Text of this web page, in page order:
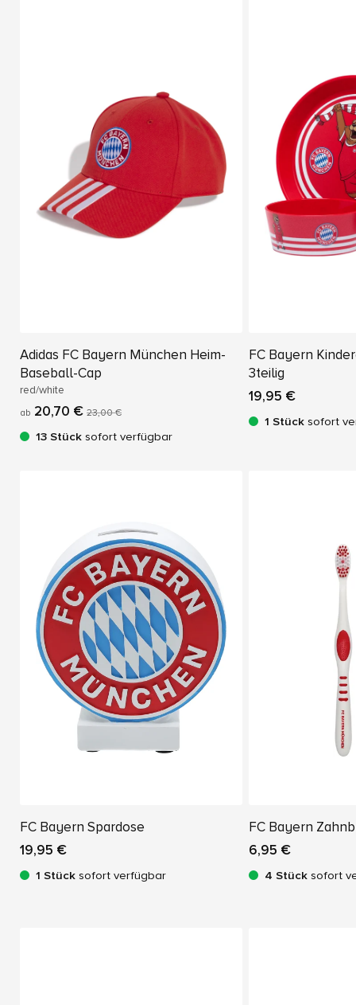
Adidas FC Bayern München Heim-
Baseball-Cap
red/white
ab 20,70 € 23,00 €
13 Stück sofort verfügbar
FC Bayern
3teilig
19,95 €
1 Stück sofort
FC Bayern Spardose
19,95 €
1 Stück sofort verfügbar
FC Bayern
6,95 €
4 Stück sofort